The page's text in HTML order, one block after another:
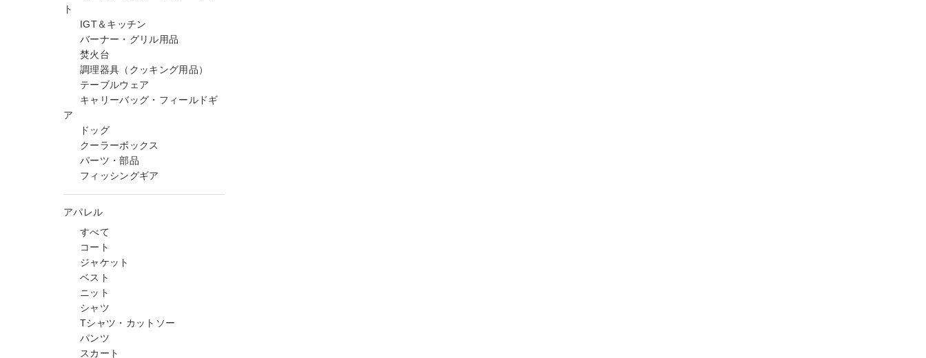
ト
IGT＆キッチン
バーナー・グリル用品
焚火台
調理器具（クッキング用品）
テーブルウェア
キャリーバッグ・フィールドギ
ア
ドッグ
クーラーボックス
パーツ・部品
フィッシングギア
アパレル
すべて
コート
ジャケット
ベスト
ニット
シャツ
Tシャツ・カットソー
パンツ
スカート